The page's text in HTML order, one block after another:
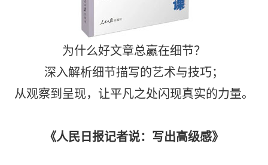
为什么好文章总赢在细节？
深入解析细节描写的艺术与技巧；
从观察到呈现，让平凡之处闪现真实的力量。
《人民日报记者说：写出高级感》